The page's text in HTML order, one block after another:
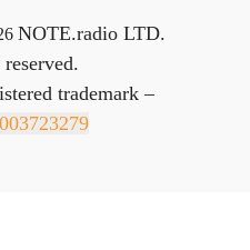
NOTE.radio LTD.
trademark –